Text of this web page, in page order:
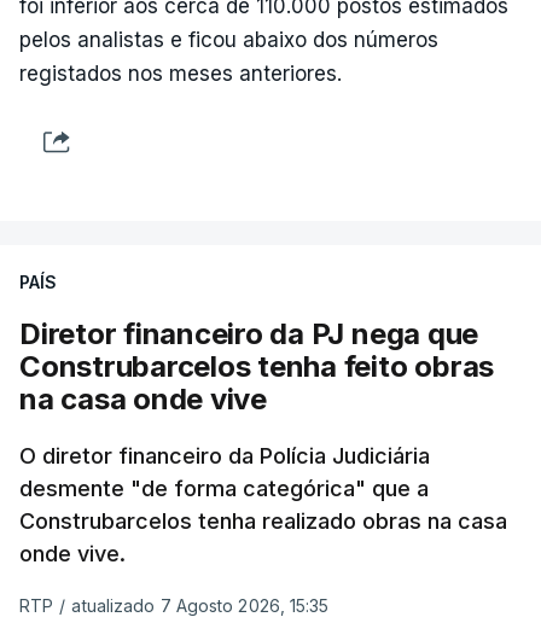
foi inferior aos cerca de 110.000 postos estimados
pelos analistas e ficou abaixo dos números
registados nos meses anteriores.
PAÍS
Diretor financeiro da PJ nega que
Construbarcelos tenha feito obras
na casa onde vive
O diretor financeiro da Polícia Judiciária
desmente "de forma categórica" que a
Construbarcelos tenha realizado obras na casa
onde vive.
RTP / atualizado 7 Agosto 2026, 15:35